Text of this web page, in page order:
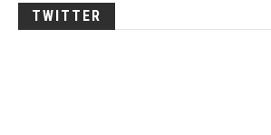
TWITTER